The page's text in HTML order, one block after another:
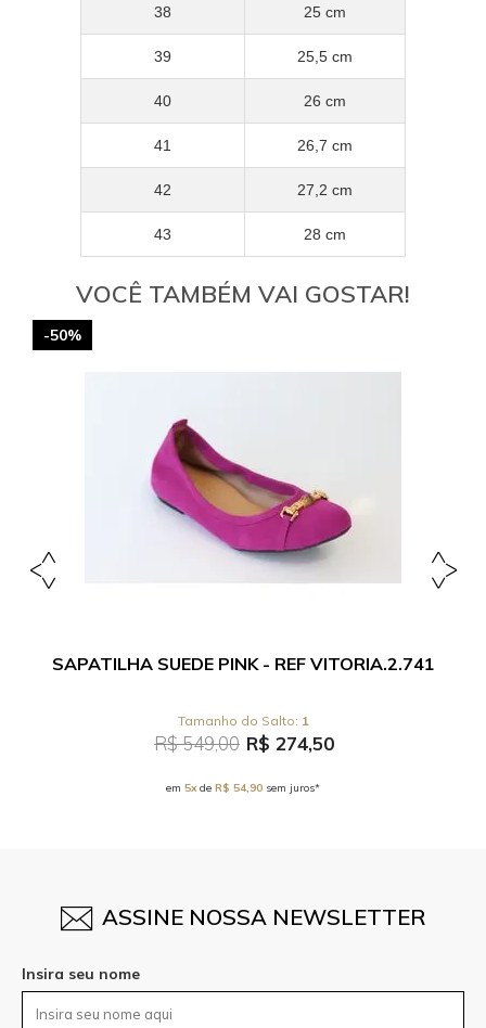
38 25 cm
39 25,5 cm
40 26 cm
41 26,7 cm
42 27,2 cm
43 28 cm
VOCÊ TAMBÉM VAI GOSTAR!
-50%
SAPATILHA SUEDE PINK - REF VITORIA.2.741
1
R$ 549,00 R$ 274,50
em 5xde R$ 54,90 sem juros*
ASSINE NOSSA NEWSLETTER
Insira seu nome